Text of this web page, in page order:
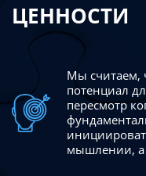
ЦЕННОСТИ
Мы считаем,
потенциал
пересмотр
мышлении, а